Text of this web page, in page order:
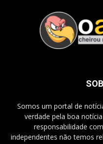
Somos um portal de
verdade pela boa
responsabilidade
independentes não temos